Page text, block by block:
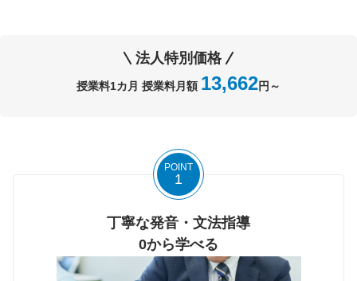
法人特別価格
授業料1カ月 授業料月額 13,662円～
POINT
1
丁寧な発音・文法指導
0から学べる